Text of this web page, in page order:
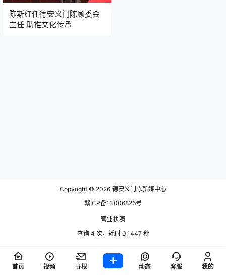
陈斯红任德安义门陈顾委会
主任 助推文化传承
Copyright © 2026 德安义门陈新媒中心
赣ICP备13006826号
营业执照
查询 4 次，耗时 0.1447 秒
首页 视频 寻根 动态 客服 我的